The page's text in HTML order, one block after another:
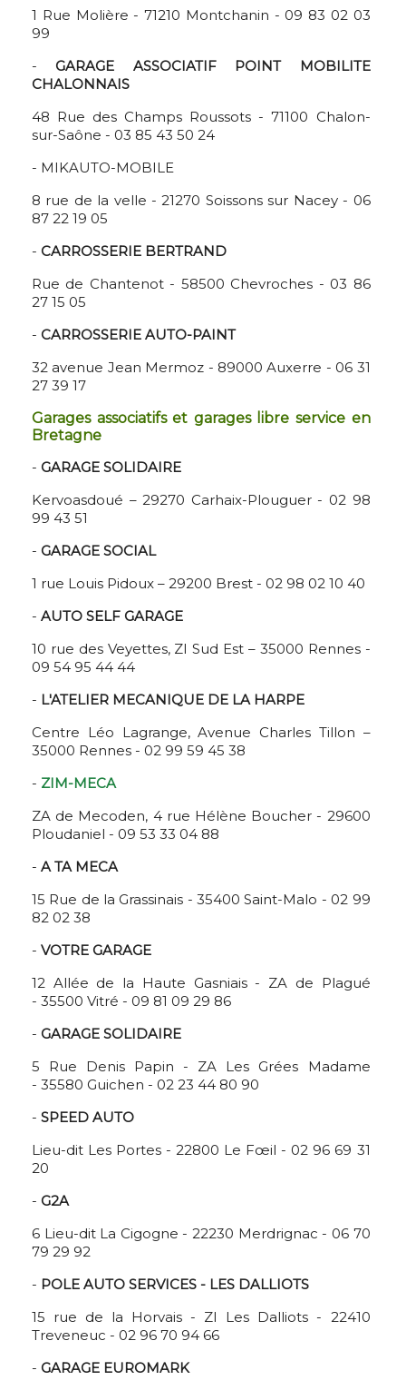
1 Rue Molière - 71210 Montchanin - 09 83 02 03
99
- GARAGE ASSOCIATIF POINT MOBILITE
CHALONNAIS
48 Rue des Champs Roussots - 71100 Chalon-
sur-Saône - 03 85 43 50 24
- MIKAUTO-MOBILE
8 rue de la velle - 21270 Soissons sur Nacey - 06
87 22 19 05
- CARROSSERIE BERTRAND
Rue de Chantenot - 58500 Chevroches - 03 86
27 15 05
- CARROSSERIE AUTO-PAINT
32 avenue Jean Mermoz - 89000 Auxerre - 06 31
27 39 17
Garages associatifs et garages libre service en
Bretagne
- GARAGE SOLIDAIRE
Kervoasdoué – 29270 Carhaix-Plouguer - 02 98
99 43 51
- GARAGE SOCIAL
1 rue Louis Pidoux – 29200 Brest - 02 98 02 10 40
- AUTO SELF GARAGE
10 rue des Veyettes, ZI Sud Est – 35000 Rennes -
09 54 95 44 44
- L'ATELIER MECANIQUE DE LA HARPE
Centre Léo Lagrange, Avenue Charles Tillon –
35000 Rennes - 02 99 59 45 38
- ZIM-MECA
ZA de Mecoden, 4 rue Hélène Boucher - 29600
Ploudaniel - 09 53 33 04 88
- A TA MECA
15 Rue de la Grassinais - 35400 Saint-Malo - 02 99
82 02 38
- VOTRE GARAGE
12 Allée de la Haute Gasniais - ZA de Plagué
- 35500 Vitré - 09 81 09 29 86
- GARAGE SOLIDAIRE
5 Rue Denis Papin - ZA Les Grées Madame
- 35580 Guichen - 02 23 44 80 90
- SPEED AUTO
Lieu-dit Les Portes - 22800 Le Fœil - 02 96 69 31
20
- G2A
6 Lieu-dit La Cigogne - 22230 Merdrignac - 06 70
79 29 92
- POLE AUTO SERVICES - LES DALLIOTS
15 rue de la Horvais - ZI Les Dalliots - 22410
Treveneuc - 02 96 70 94 66
- GARAGE EUROMARK